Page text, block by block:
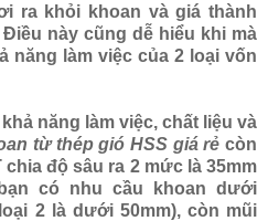
ra khỏi khoan và giá thành
này cũng dễ hiểu khi mà
năng làm việc của 2 loại vốn
năng làm việc, chất liệu và
từ thép gió HSS giá rẻ còn
độ sâu ra 2 mức là 35mm
có nhu cầu khoan dưới
2 là dưới 50mm), còn mũi